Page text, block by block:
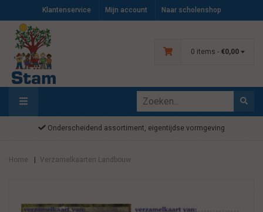
Klantenservice Mijn account Naar scholenshop
0 items - €0,00
Onderscheidend assortiment, eigentijdse vormgeving
Home Verzamelkaarten Landbouw